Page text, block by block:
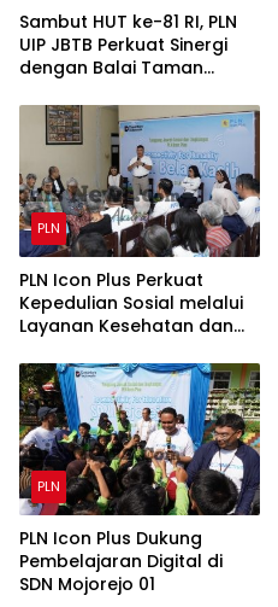
Sambut HUT ke-81 RI, PLN
UIP JBTB Perkuat Sinergi
dengan Balai Taman
Kajian Rencana Proyek
SUTET 500 kV Paiton–
Watudodol/Kalipuro
PLN
PLN Icon Plus Perkuat
Kepedulian Sosial melalui
Layanan Kesehatan dan
bagi Lansia di Malang
PLN
PLN Icon Plus Dukung
Pembelajaran Digital di
SDN Mojorejo 01